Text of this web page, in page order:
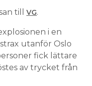
till VG.
i en
utanför Oslo
fick lättare
av trycket från